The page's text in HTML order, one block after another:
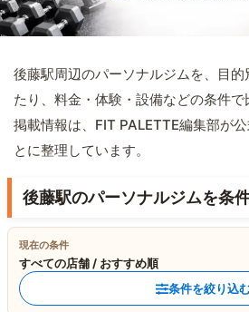
後藤駅周辺のパーソナルジムを、目
たり、料金・体験・設備などの条件で
掲載情報は、FIT PALETTE編集部が
とに整理しています。
後藤駅のパーソナルジムを条
現在の条件
すべての店舗 / おすすめ順
条件を絞り込